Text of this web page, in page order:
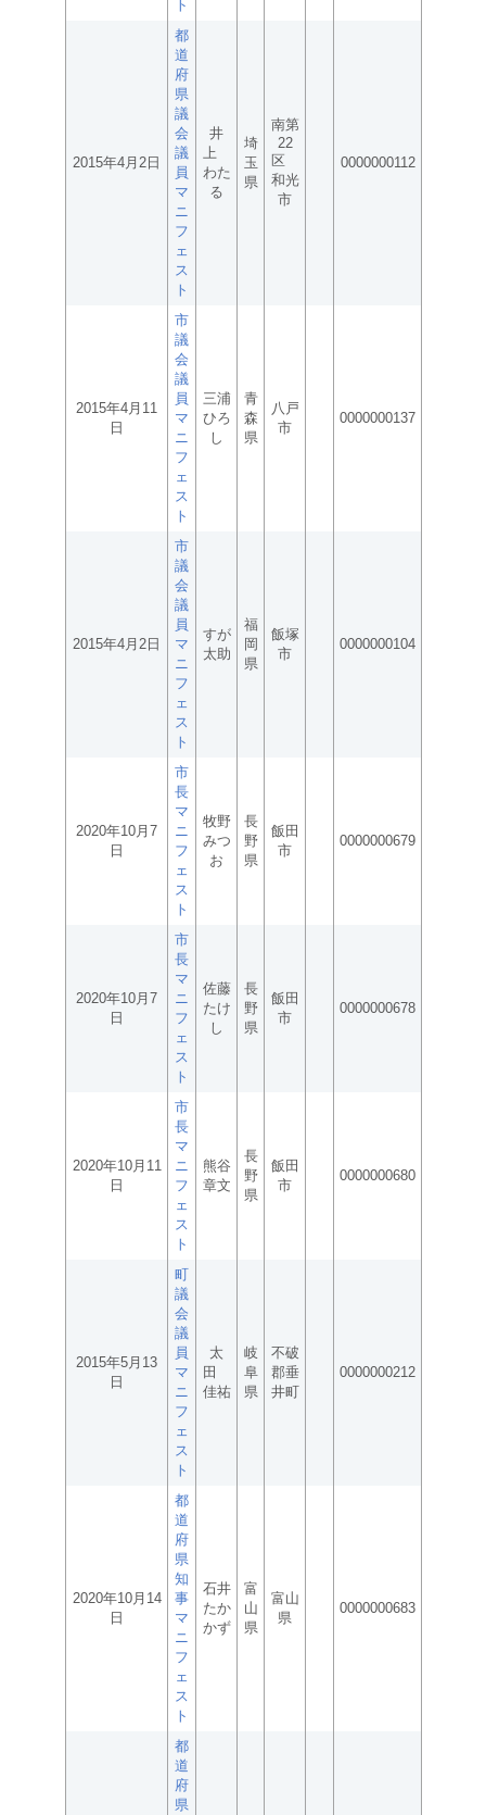
ト
2015年4月2日
都
道
府
県
議
会
議
員
マ
ニ
フ
ェ
ス
ト
井
上
わた
る
埼
玉
県
南第
22
区
和光
市
0000000112
2015年4月11
日
市
議
会
議
員
マ
ニ
フ
ェ
ス
ト
三浦
ひろ
し
青
森
県
八戸
市
0000000137
2015年4月2日
市
議
会
議
員
マ
ニ
フ
ェ
ス
ト
すが
太助
福
岡
県
飯塚
市
0000000104
2020年10月7
日
市
長
マ
ニ
フ
ェ
ス
ト
牧野
みつ
お
長
野
県
飯田
市
0000000679
2020年10月7
日
市
長
マ
ニ
フ
ェ
ス
ト
佐藤
たけ
し
長
野
県
飯田
市
0000000678
2020年10月11
日
市
長
マ
ニ
フ
ェ
ス
ト
熊谷
章文
長
野
県
飯田
市
0000000680
2015年5月13
日
町
議
会
議
員
マ
ニ
フ
ェ
ス
ト
太
田
佳祐
岐
阜
県
不破
郡垂
井町
0000000212
2020年10月14
日
都
道
府
県
知
事
マ
ニ
フ
ェ
ス
ト
石井
たか
かず
富
山
県
富山
県
0000000683
都
道
府
県